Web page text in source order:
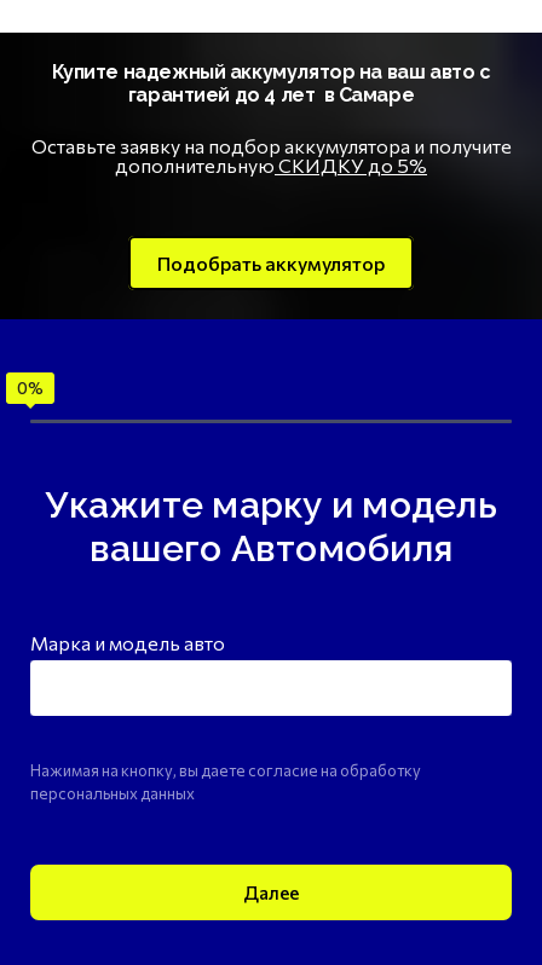
Купите надежный аккумулятор на ваш авто с
гарантией до 4 лет в Самаре
Оставьте заявку на подбор аккумулятора и получите
дополнительную СКИДКУ до 5%
Подобрать аккумулятор
Укажите марку и модель
вашего Автомобиля
Марка и модель авто
Нажимая на кнопку, вы даете согласие на обработку
персональных данных
Далее